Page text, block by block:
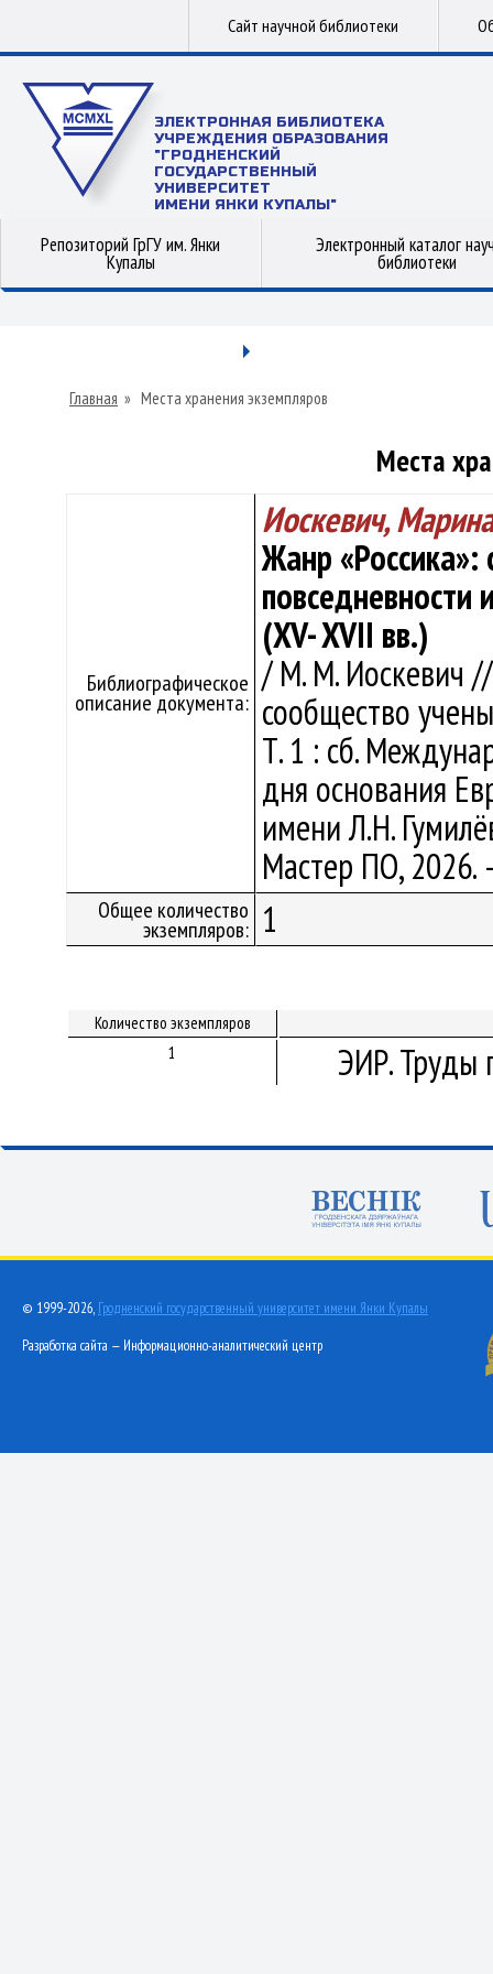
Сайт научной библиотеки
ЭЛЕКТРОННАЯ БИБЛИОТЕКА
УЧРЕЖДЕНИЯ ОБРАЗОВАНИЯ
"ГРОДНЕНСКИЙ
ГОСУДАРСТВЕННЫЙ
УНИВЕРСИТЕТ
ИМЕНИ ЯНКИ КУПАЛЫ"
Репозиторий ГрГУ им. Янки
Купалы
Электронный каталог
библиотеки
Главная » Места хранения экземпляров
Места
Библиографическое
описание документа:
Иоскевич,
Жанр «Россика»:
повседневности
(XV- XVII вв.)
/ М. М. Иоскевич
сообщество
Т. 1 : сб.
дня основания
имени Л.Н.
Мастер ПО, 2026.
Общее количество
экземпляров: 1
Количество экземпляров
1
ЭИР. Труды
© 1999-2026, Гродненский государственный университет имени Янки Купалы
Разработка сайта — Информационно-аналитический центр